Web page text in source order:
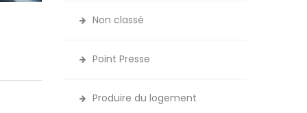
Non classé
Point Presse
Produire du logement